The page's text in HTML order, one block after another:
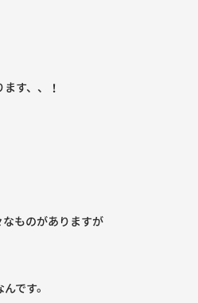
す、、！
ものがありますが
です。